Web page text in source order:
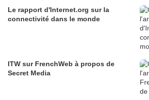
Le rapport d'Internet.org sur la
connectivité dans le monde
ITW sur FrenchWeb à propos de
Secret Media